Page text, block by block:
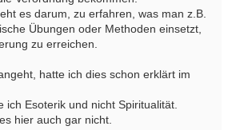
es darum, zu erfahren, was man z.B.
Übungen oder Methoden einsetzt,
zu erreichen.
hatte ich dies schon erklärt im
ich Esoterik und nicht Spiritualität.
hier auch gar nicht.